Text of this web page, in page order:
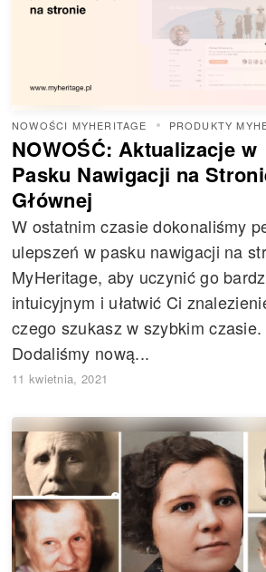
NOWOŚCI MYHERITAGE PRODUKTY
NOWOŚĆ: Aktualizacje w
Pasku Nawigacji na
Głównej
W ostatnim czasie dokonaliśmy
ulepszeń w pasku nawigacji na
MyHeritage, aby uczynić go
intuicyjnym i ułatwić Ci
czego szukasz w szybkim czasie.
Dodaliśmy nową...
11 kwietnia, 2021